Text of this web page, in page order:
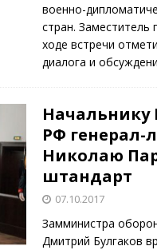
военно-
стран. Заместитель
ходе встречи
диалога и
РФ генерал-
Николаю
штандарт
07.10.2017
Замминистра
Дмитрий Булгаков